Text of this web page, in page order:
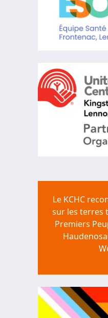
Le KCHC
sur les terres
Premiers